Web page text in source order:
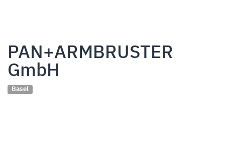
PAN+ARMBRUSTER
GmbH
Basel